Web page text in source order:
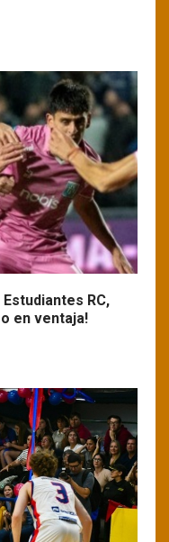
RC,
en ventaja!